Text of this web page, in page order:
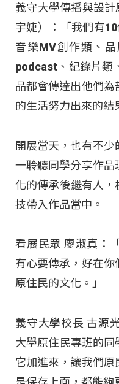
義守大學傳播與設
宇婕）：「我們有
音樂MV創作類、
podcast、紀錄片類
品都會傳達出他們
的生活努力出來的結
開展當天，也有不
一聆聽同學分享作
化的傳承後繼有人
技帶入作品當中。
看展民眾 廖淑真：
有心要傳承，好在你
原住民的文化。」
義守大學校長 古源
大學原住民專班的
它加進來，讓我們